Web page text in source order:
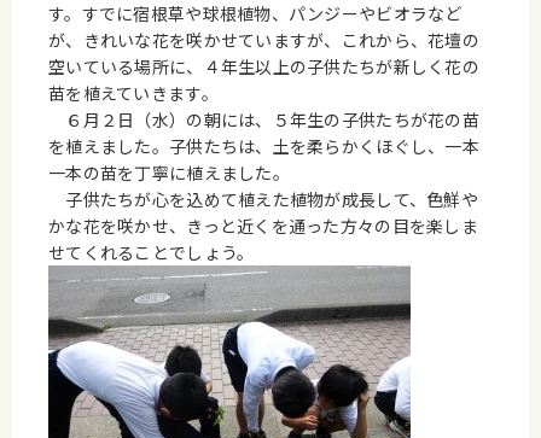
す。すでに宿根草や球根植物、パンジーやビオラなど
が、きれいな花を咲かせていますが、これから、花壇の
空いている場所に、４年生以上の子供たちが新しく花の
苗を植えていきます。
６月２日（水）の朝には、５年生の子供たちが花の苗
を植えました。子供たちは、土を柔らかくほぐし、一本
一本の苗を丁寧に植えました。
子供たちが心を込めて植えた植物が成長して、色鮮や
かな花を咲かせ、きっと近くを通った方々の目を楽しま
せてくれることでしょう。